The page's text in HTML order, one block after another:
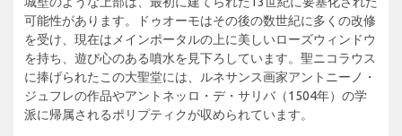
可能性があります。ドゥオーモはその後の数世紀に多くの改修
を受け、現在はメインポータルの上に美しいローズウィンドウ
を持ち、遊び心のある噴水を見下ろしています。聖ニコラウス
に捧げられたこの大聖堂には、ルネサンス画家アントニーノ・
ジュフレの作品やアントネッロ・デ・サリバ（1504年）の学
派に帰属されるポリプティクが収められています。